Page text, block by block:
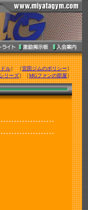
ル］ ［宮田ジムのポリシー］
リーズ］［MGファンの部屋］